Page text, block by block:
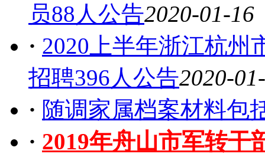
员88人公告2020-01-16
· 2020上半年浙江杭州
招聘396人公告2020-
· 随调家属档案材料包
· 2019年舟山市军转干